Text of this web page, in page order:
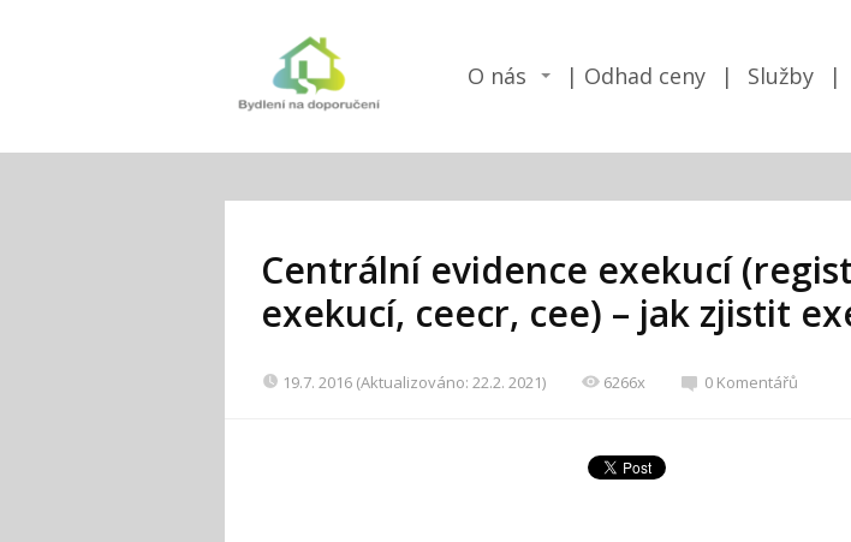
O nás Odhad ceny Služby
Centrální evidence exekucí
exekucí, ceecr, cee) – jak zjistit
19.7. 2016 (Aktualizováno: 22.2. 2021) 6266x 0 Komentářů